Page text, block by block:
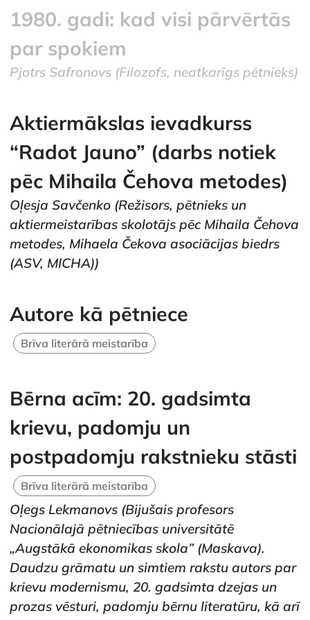
1980. gadi: kad visi pārvērtās
par spokiem
Pjotrs Safronovs (Filozofs, neatkarīgs pētnieks)
Aktiermākslas ievadkurss
“Radot Jauno” (darbs notiek
pēc Mihaila Čehova metodes)
Oļesja Savčenko (Režisors, pētnieks un
aktiermeistarības skolotājs pēc Mihaila Čehova
metodes, Mihaela Čekova asociācijas biedrs
(ASV, MICHA))
Autore kā pētniece
Brīva literārā meistarība
Bērna acīm: 20. gadsimta
krievu, padomju un
postpadomju rakstnieku stāsti
Brīva literārā meistarība
Oļegs Lekmanovs (Bijušais profesors
Nacionālajā pētniecības universitātē
„Augstākā ekonomikas skola” (Maskava).
Daudzu grāmatu un simtiem rakstu autors par
krievu modernismu, 20. gadsimta dzejas un
prozas vēsturi, padomju bērnu literatūru, kā arī